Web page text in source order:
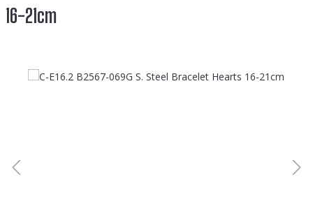
16-21cm
Afbeeldingengalerij overslaan